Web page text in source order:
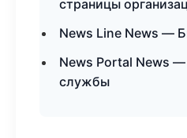
страницы
News Line News —
News Portal News
службы